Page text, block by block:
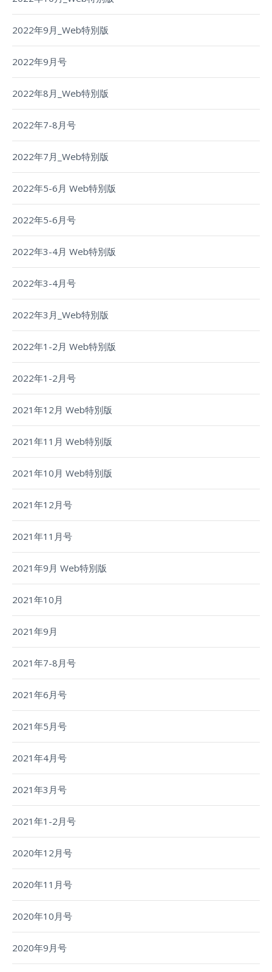
2022年9月_Web特別版
2022年9月号
2022年8月_Web特別版
2022年7-8月号
2022年7月_Web特別版
2022年5-6月 Web特別版
2022年5-6月号
2022年3-4月 Web特別版
2022年3-4月号
2022年3月_Web特別版
2022年1-2月 Web特別版
2022年1-2月号
2021年12月 Web特別版
2021年11月 Web特別版
2021年10月 Web特別版
2021年12月号
2021年11月号
2021年9月 Web特別版
2021年10月
2021年9月
2021年7-8月号
2021年6月号
2021年5月号
2021年4月号
2021年3月号
2021年1-2月号
2020年12月号
2020年11月号
2020年10月号
2020年9月号